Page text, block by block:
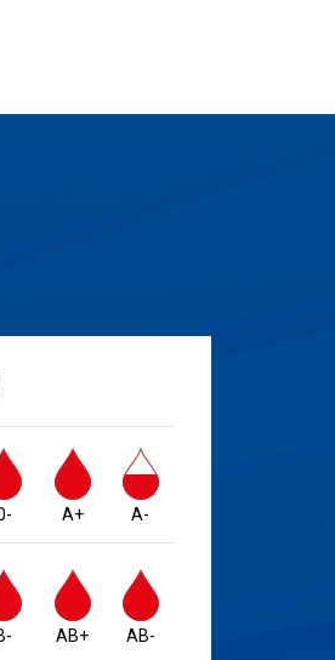
A+ A-
AB+ AB-